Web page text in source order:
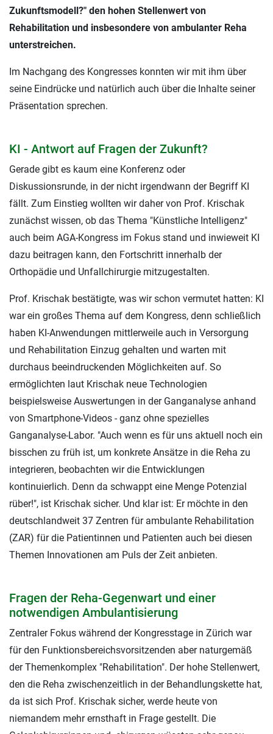
Zukunftsmodell?" den hohen Stellenwert von
Rehabilitation und insbesondere von ambulanter Reha
unterstreichen.
Im Nachgang des Kongresses konnten wir mit ihm über
seine Eindrücke und natürlich auch über die Inhalte seiner
Präsentation sprechen.
KI - Antwort auf Fragen der Zukunft?
Gerade gibt es kaum eine Konferenz oder
Diskussionsrunde, in der nicht irgendwann der Begriff KI
fällt. Zum Einstieg wollten wir daher von Prof. Krischak
zunächst wissen, ob das Thema "Künstliche Intelligenz"
auch beim AGA-Kongress im Fokus stand und inwieweit KI
dazu beitragen kann, den Fortschritt innerhalb der
Orthopädie und Unfallchirurgie mitzugestalten.
Prof. Krischak bestätigte, was wir schon vermutet hatten: KI
war ein großes Thema auf dem Kongress, denn schließlich
haben KI-Anwendungen mittlerweile auch in Versorgung
und Rehabilitation Einzug gehalten und warten mit
durchaus beeindruckenden Möglichkeiten auf. So
ermöglichten laut Krischak neue Technologien
beispielsweise Auswertungen in der Ganganalyse anhand
von Smartphone-Videos - ganz ohne spezielles
Ganganalyse-Labor. "Auch wenn es für uns aktuell noch ein
bisschen zu früh ist, um konkrete Ansätze in die Reha zu
integrieren, beobachten wir die Entwicklungen
kontinuierlich. Denn da schwappt eine Menge Potenzial
rüber!", ist Krischak sicher. Und klar ist: Er möchte in den
deutschlandweit 37 Zentren für ambulante Rehabilitation
(ZAR) für die Patientinnen und Patienten auch bei diesen
Themen Innovationen am Puls der Zeit anbieten.
Fragen der Reha-Gegenwart und einer
notwendigen Ambulantisierung
Zentraler Fokus während der Kongresstage in Zürich war
für den Funktionsbereichsvorsitzenden aber naturgemäß
der Themenkomplex "Rehabilitation". Der hohe Stellenwert,
den die Reha zwischenzeitlich in der Behandlungskette hat,
da ist sich Prof. Krischak sicher, werde heute von
niemandem mehr ernsthaft in Frage gestellt. Die